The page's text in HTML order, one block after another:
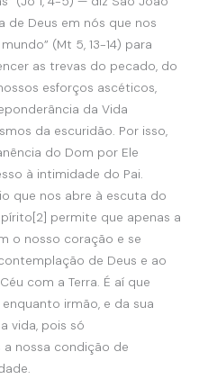
de Deus em nós que nos
(Mt 5, 13-14) para
as trevas do pecado, do
esforços ascéticos,
da Vida
da escuridão. Por isso,
do Dom por Ele
à intimidade do Pai.
que nos abre à escuta do
permite que apenas a
o nosso coração e se
de Deus e ao
com a Terra. É aí que
irmão, e da sua
vida, pois só
a nossa condição de